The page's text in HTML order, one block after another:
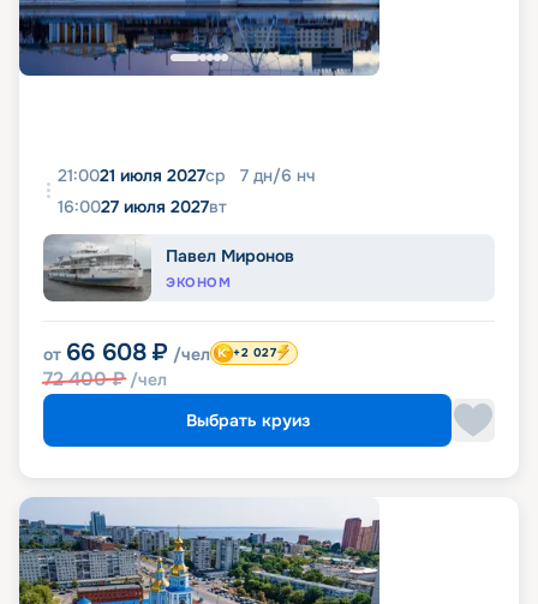
21:0021 июля 2027ср 7 дн/6 нч
16:0027 июля 2027вт
Павел Миронов
ЭКОНОМ
от 66 608 ₽ /чел
72 400₽ /чел
+2 027
Выбрать круиз